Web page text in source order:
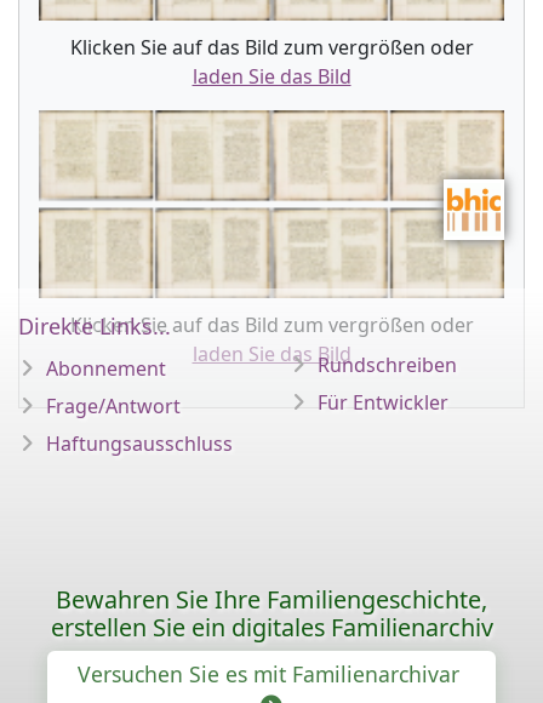
Klicken Sie auf das Bild zum vergrößen oder
laden Sie das Bild
Klicken Sie auf das Bild zum vergrößen oder
laden Sie das Bild
Direkte Links...
Abonnement
Frage/Antwort
Haftungsausschluss
Rundschreiben
Für Entwickler
Bewahren Sie Ihre Familiengeschichte,
erstellen Sie ein digitales Familienarchiv
Versuchen Sie es mit Familienarchivar